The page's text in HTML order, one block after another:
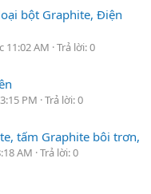
bột Graphite, Điện
11:02 AM Trả lời: 0
PM Trả lời: 0
tấm Graphite bôi trơn,
AM Trả lời: 0